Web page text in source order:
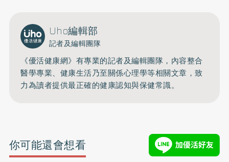
Uho編輯部
記者及編輯團隊
《優活健康網》有專業的記者及編輯團隊，內容整合
醫學專業、健康生活乃至關係心理學等相關文章，致
力為讀者提供最正確的健康認知與保健常識。
你可能還會想看